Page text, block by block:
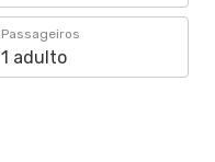
Passageiros
1 adulto